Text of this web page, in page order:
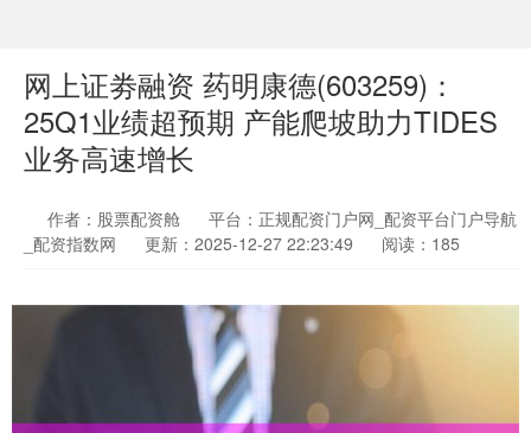
网上证劵融资 药明康德(603259)：
25Q1业绩超预期 产能爬坡助力TIDES
业务高速增长
作者：股票配资舱
平台：正规配资门户网_配资平台门户导航
_配资指数网
更新：2025-12-27 22:23:49 阅读：185